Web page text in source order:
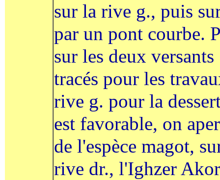
sur la rive g., puis
par un pont courbe.
sur les deux
tracés pour les
rive g. pour la
est favorable, on
de l'espèce magot,
rive dr., l'Ighzer